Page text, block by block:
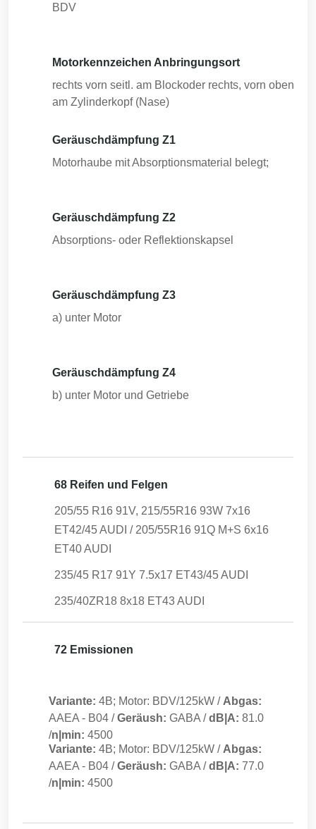
BDV
Motorkennzeichen Anbringungsort
rechts vorn seitl. am Blockoder rechts, vorn oben
am Zylinderkopf (Nase)
Geräuschdämpfung Z1
Motorhaube mit Absorptionsmaterial belegt;
Geräuschdämpfung Z2
Absorptions- oder Reflektionskapsel
Geräuschdämpfung Z3
a) unter Motor
Geräuschdämpfung Z4
b) unter Motor und Getriebe
68 Reifen und Felgen
205/55 R16 91V, 215/55R16 93W 7x16
ET42/45 AUDI / 205/55R16 91Q M+S 6x16
ET40 AUDI
235/45 R17 91Y 7.5x17 ET43/45 AUDI
235/40ZR18 8x18 ET43 AUDI
72 Emissionen
Variante: 4B; Motor: BDV/125kW / Abgas:
AAEA - B04 /Geräush: GABA /dB|A: 81.0
/n|min: 4500
Variante: 4B; Motor: BDV/125kW / Abgas:
AAEA - B04 /Geräush: GABA /dB|A: 77.0
/n|min: 4500